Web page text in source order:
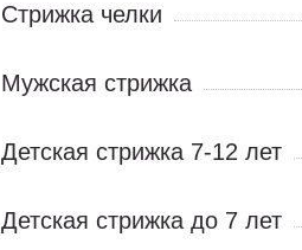
Стрижка челки
Мужская стрижка
Детская стрижка 7-12 лет
Детская стрижка до 7 лет